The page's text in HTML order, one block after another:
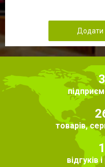
Додати
товарів,
відгуків